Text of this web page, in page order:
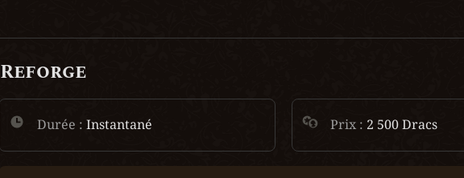
Reforge
Durée : Instantané Prix : 2 500 Dracs